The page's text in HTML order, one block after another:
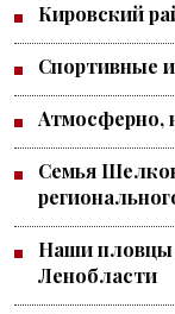
Кировский
Спортивные
Атмосферно,
Семья
Наши пловцы
Ленобласти